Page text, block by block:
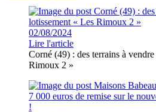
02/08/2024
Lire l'article
Corné (49) : des terrains à
Rimoux 2 »